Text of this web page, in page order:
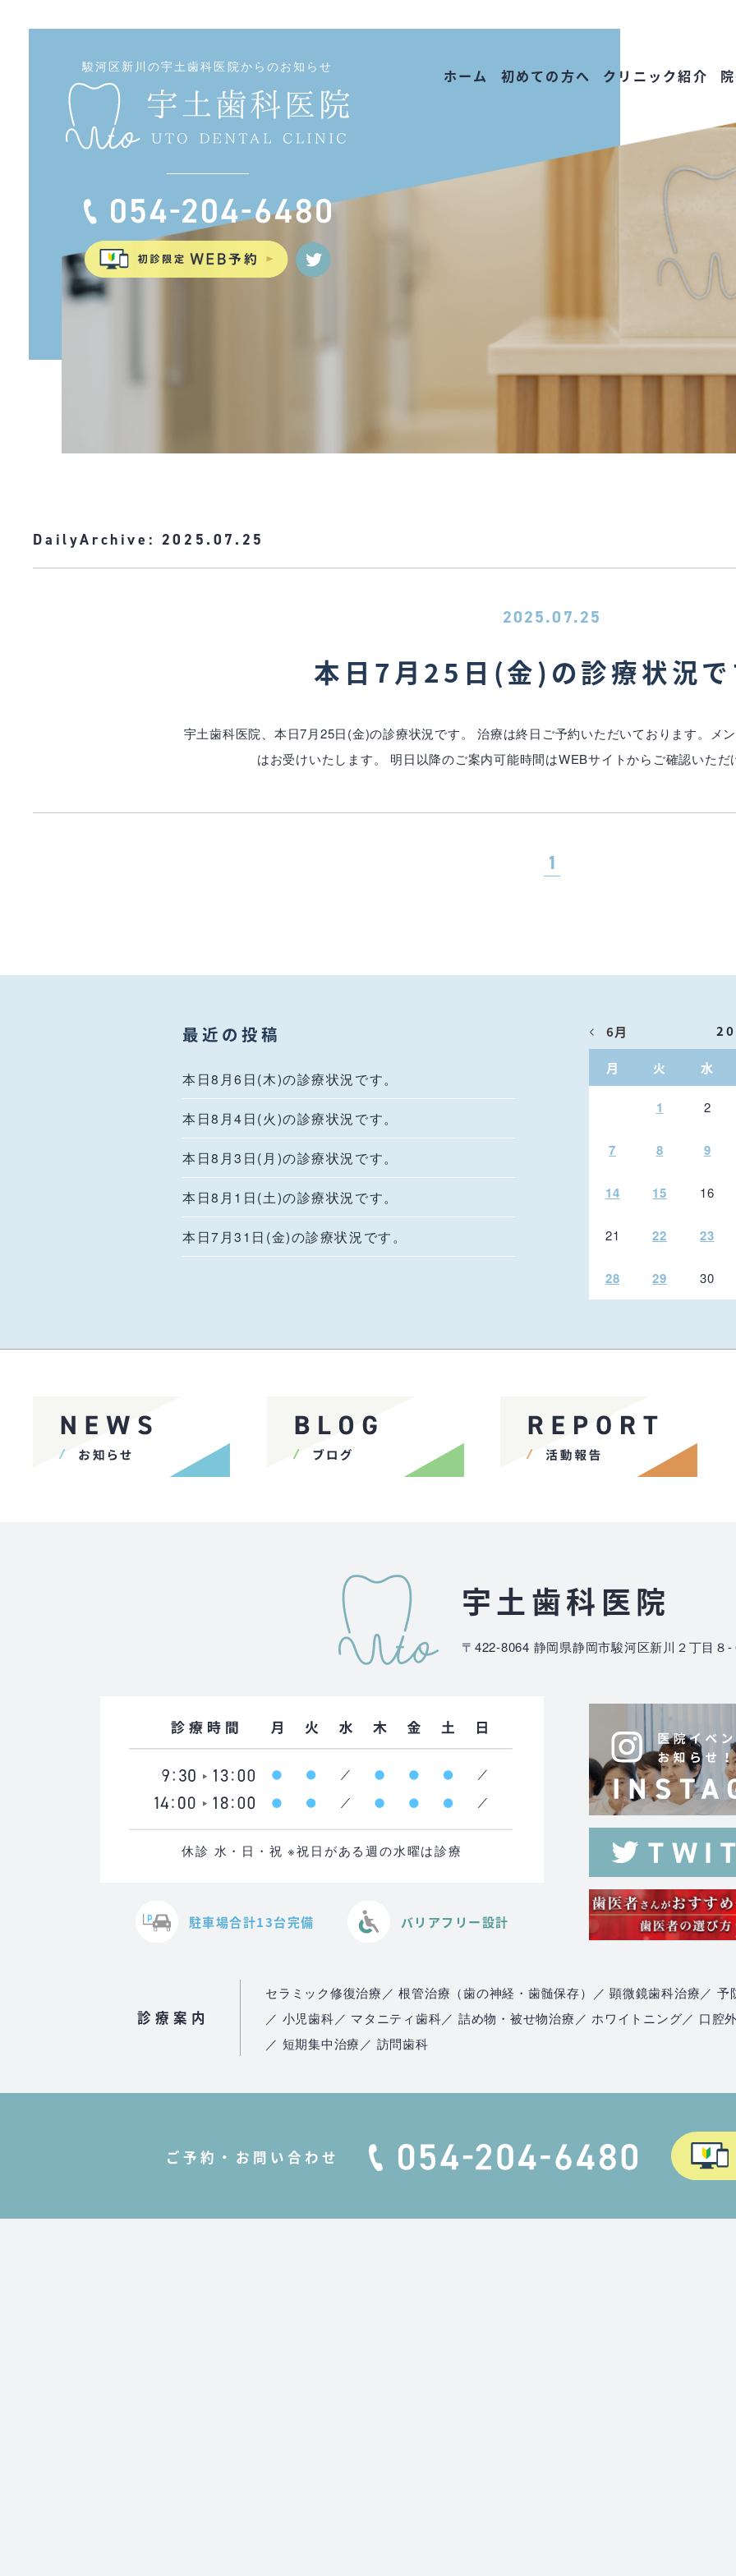
駿河区新川の宇土歯科医院からのお知らせ ホーム 初めての方へ クリニック紹介
DailyArchive: 2025.07.25
2025.07.25
本日7月25日(金)の診療状況
宇土歯科医院、本日7月25日(金)の診療状況です。 治療は終日ご予約いただいております。メ
はお受けいたします。 明日以降のご案内可能時間はWEBサイトからご確認いただ
1
最近の投稿
本日8月6日(木)の診療状況です。
本日8月4日(火)の診療状況です。
本日8月3日(月)の診療状況です。
本日8月1日(土)の診療状況です。
本日7月31日(金)の診療状況です。
月 火 水
6月
1 2
7 8 9
14 15 16
21 22 23
28 29 30
宇土歯科医院
〒422-8064 静岡県静岡市駿河区新川２丁目８-
休診 水・日・祝 ※祝日がある週の水曜は診療
駐車場合計13台完備 バリアフリー設計
診療案内
セラミック修復治療／ 根管治療（歯の神経・歯髄保存） ／ 顕微鏡歯科治療／ 予
／ 小児歯科／ マタニティ歯科／ 詰め物・被せ物治療／ ホワイトニング／ 口腔
／ 短期集中治療／ 訪問歯科
ご予約・お問い合わせ